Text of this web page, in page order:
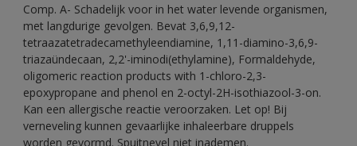
Comp. A- Schadelijk voor in het water levende organismen,
met langdurige gevolgen. Bevat 3,6,9,12-
tetraazatetradecamethyleendiamine, 1,11-diamino-3,6,9-
triazaündecaan, 2,2'-iminodi(ethylamine), Formaldehyde,
oligomeric reaction products with 1-chloro-2,3-
epoxypropane and phenol en 2-octyl-2H-isothiazool-3-on.
Kan een allergische reactie veroorzaken. Let op! Bij
verneveling kunnen gevaarlijke inhaleerbare druppels
worden gevormd. Spuitnevel niet inademen.